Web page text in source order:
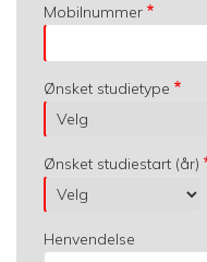
Mobilnummer
Ønsket studietype
Ønsket studiestart (år)
Henvendelse